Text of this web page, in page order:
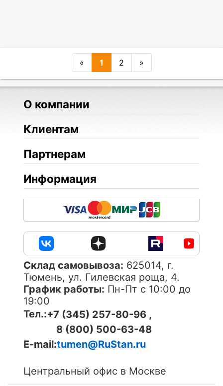
« 1 2 »
О компании
Клиентам
Партнерам
Информация
Cклад самовывоза: 625014, г.
Тюмень, ул. Гилевская роща, 4.
График работы: Пн-Пт с 10:00 до
19:00
Тел.:+7 (345) 257-80-96 ,
8 (800) 500-63-48
E-mail:tumen@RuStan.ru
Центральный офис в Москве